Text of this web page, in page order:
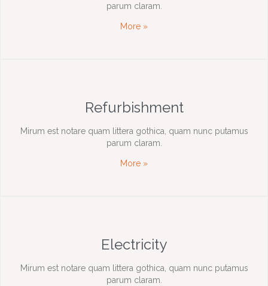
parum claram.
More »
Refurbishment
Mirum est notare quam littera gothica, quam nunc putamus
parum claram.
More »
Electricity
Mirum est notare quam littera gothica, quam nunc putamus
parum claram.